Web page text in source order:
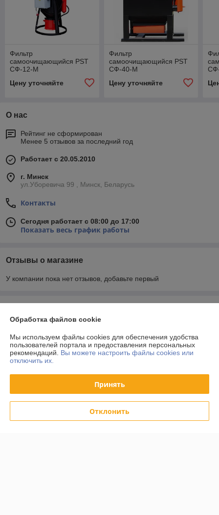
Фильтр
самоочищающийся PST
СФ-12-М
Цену уточняйте
Фильтр
самоочищающийся PST
СФ-40-М
Цену уточняйте
О нас
Рейтинг не сформирован
Менее 5 отзывов за последний год
Работает с 20.05.2010
г. Минск
ул.Уборевича 99 , Минск, Беларусь
Контакты
Сегодня работает с 08:00 до 17:00
Показать весь график работы
Отзывы о магазине
У компании пока нет отзывов, добавьте первый
Доставка и оплата
График работы
Полная версия сайта
Политика обработки cookies
Обработка файлов cookie
Мы используем файлы cookies для обеспечения удобства
пользователей портала и предоставления персональных
рекомендаций. Вы можете настроить файлы cookies или
отключить их.
Принять
Отклонить